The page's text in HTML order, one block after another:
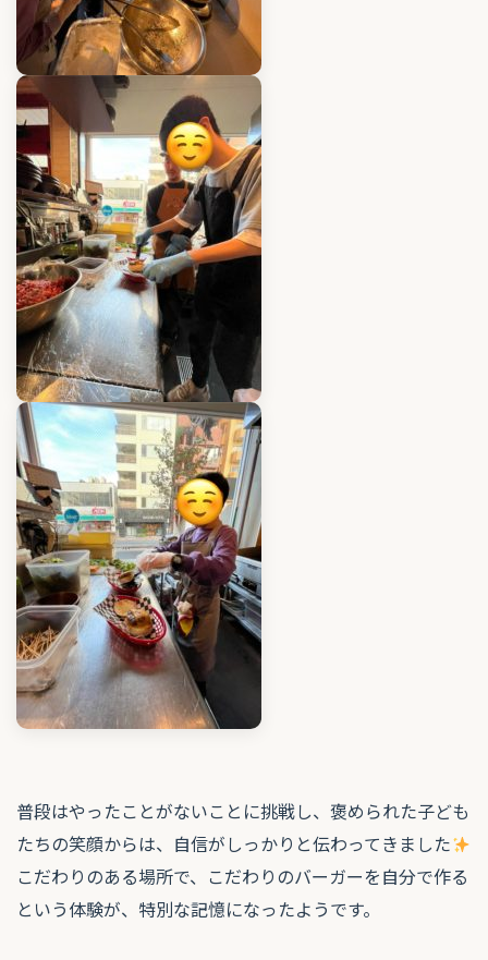
普段はやったことがないことに挑戦し、褒められた子ども
たちの笑顔からは、自信がしっかりと伝わってきました
こだわりのある場所で、こだわりのバーガーを自分で作る
という体験が、特別な記憶になったようです。